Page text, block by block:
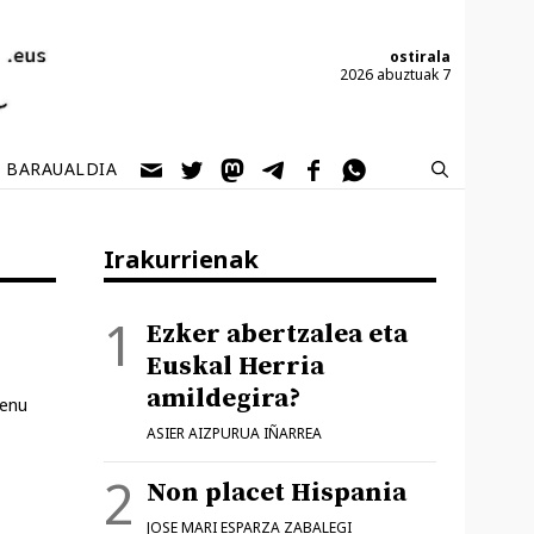
ostirala
2026 abuztuak 7
BARAUALDIA
Irakurrienak
Ezker abertzalea eta
Euskal Herria
amildegira?
ASIER AIZPURUA IÑARREA
Non placet Hispania
JOSE MARI ESPARZA ZABALEGI